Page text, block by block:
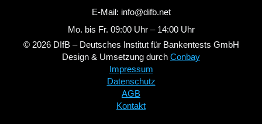
E-Mail: info@difb.net
Mo. bis Fr. 09:00 Uhr – 14:00 Uhr
© 2026 DIfB – Deutsches Institut für Bankentests GmbH
Design & Umsetzung durch Conbay
Impressum
Datenschutz
AGB
Kontakt